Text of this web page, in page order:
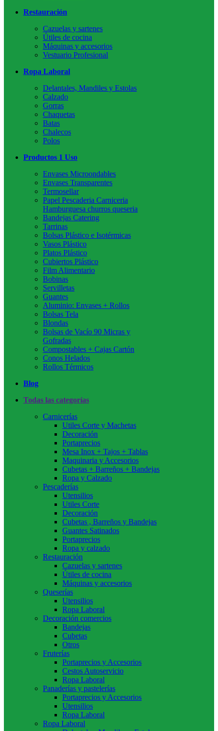
Restauración
Cazuelas y sartenes
Útiles de cocina
Máquinas y accesorios
Vestuario Profesional
Ropa Laboral
Delantales, Mandiles y Estolas
Calzado
Gorras
Chaquetas
Batas
Chalecos
Polos
Productos 1 Uso
Envases Microondables
Envases Transparentes
Termosellar
Papel Pescaderia Carniceria
Hamburguesa churros queseria
Bandejas Catering
Tarrinas
Bolsas Plástico e Isotérmicas
Vasos Plástico
Platos Plástico
Cubiertos Plástico
Film Alimentario
Bobinas
Servilletas
Guantes
Aluminio: Envases + Rollos
Bolsas Tela
Blondas
Bolsas de Vacío 90 Micras y
Gofradas
Compostables + Cajas Cartón
Conos Helados
Rollos Térmicos
Blog
Todas las categorías
Carnicerías
Utiles Corte y Machetas
Decoración
Portaprecios
Mesa Inox + Tajos + Tablas
Maquinaria y Accesorios
Cubetas + Barreños + Bandejas
Ropa y Calzado
Pescaderías
Utensilios
Utiles Corte
Decoración
Cubetas , Barreños y Bandejas
Guantes Satinados
Portaprecios
Ropa y calzado
Restauración
Cazuelas y sartenes
Útiles de cocina
Máquinas y accesorios
Queserías
Utensilios
Ropa Laboral
Decoración comercios
Bandejas
Cubetas
Otros
Fruterías
Portaprecios y Accesorios
Cestos Autoservicio
Ropa Laboral
Panaderías y pastelerías
Portaprecios y Accesorios
Utensilios
Ropa Laboral
Ropa Laboral